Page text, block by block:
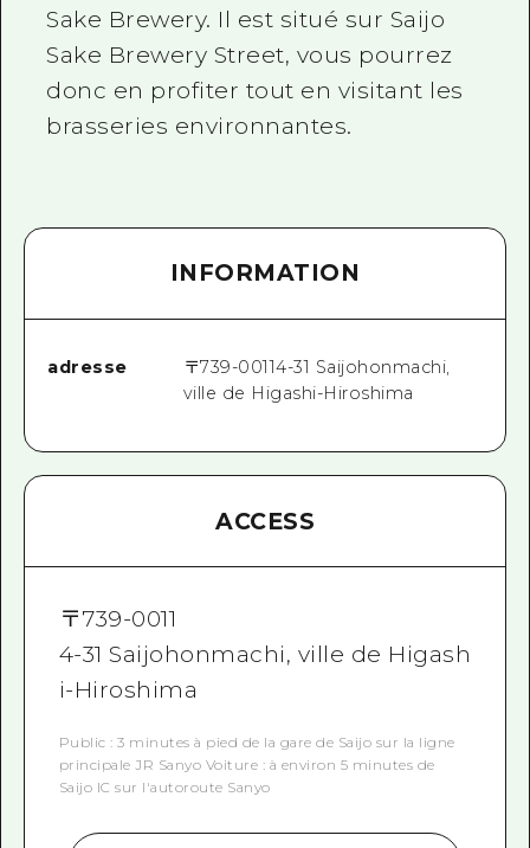
Sake Brewery. Il est situé sur Saijo
Sake Brewery Street, vous pourrez
donc en profiter tout en visitant les
brasseries environnantes.
INFORMATION
adresse 〒739-00114-31 Saijohonmachi,
ville de Higashi-Hiroshima
ACCESS
〒739-0011
4-31 Saijohonmachi, ville de Higash
i-Hiroshima
Public : 3 minutes à pied de la gare de Saijo sur la ligne
principale JR Sanyo Voiture : à environ 5 minutes de
Saijo IC sur l'autoroute Sanyo